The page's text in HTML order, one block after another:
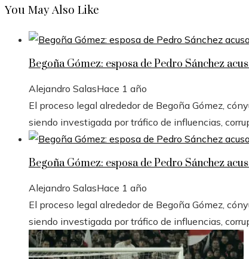
You May Also Like
Begoña Gómez: esposa de Pedro Sánchez
Alejandro SalasHace 1 año
El proceso legal alrededor de Begoña Gómez,
siendo investigada por tráfico de influencias,
Begoña Gómez: esposa de Pedro Sánchez
Alejandro SalasHace 1 año
El proceso legal alrededor de Begoña Gómez,
siendo investigada por tráfico de influencias,